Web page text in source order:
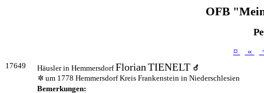
OFB
¤ «
17649 Häusler in HemmersdorfFlorianTIENELT
um 1778 Hemmersdorf Kreis Frankenstein in Niederschlesien
Bemerkungen: